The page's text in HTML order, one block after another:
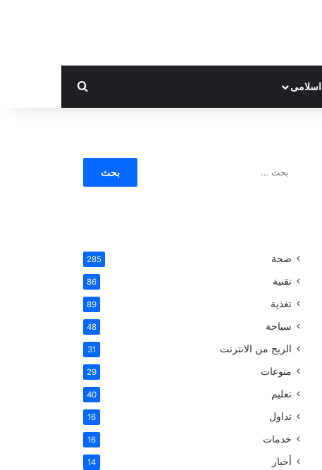
اسلامى
صحة 285
تقنية 86
تغذية 89
سياحة 48
الربح من الانترنت 31
منوعات 29
تعليم 40
تداول 16
خدمات 16
أخبار 14